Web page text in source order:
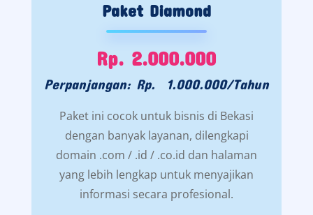
Paket Diamond
Rp. 2.000.000
Perpanjangan: Rp. 1.000.000/Tahun
Paket ini cocok untuk bisnis di Bekasi
dengan banyak layanan, dilengkapi
domain .com / .id / .co.id dan halaman
yang lebih lengkap untuk menyajikan
informasi secara profesional.